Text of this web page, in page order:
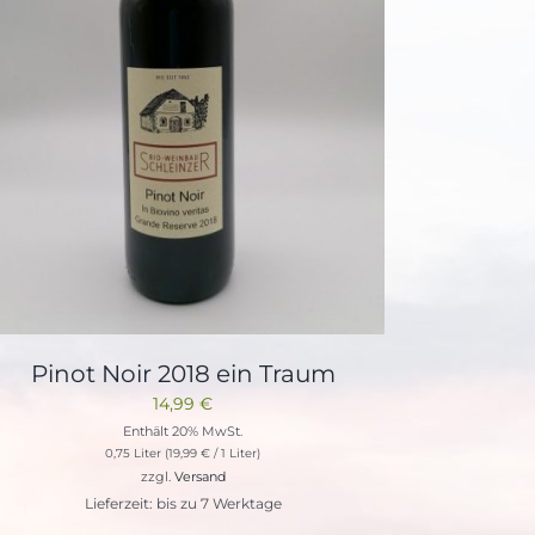
Pinot Noir 2018 ein Traum
14,99€
Enthält 20% MwSt.
0,75 Liter (19,99€ / 1 Liter)
zzgl. Versand
Lieferzeit: bis zu 7 Werktage